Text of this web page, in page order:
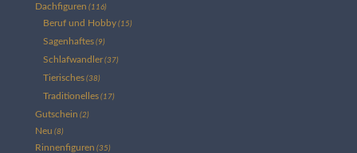
Dachfiguren (116)
Beruf und Hobby (15)
Sagenhaftes (9)
Schlafwandler (37)
Tierisches (38)
Traditionelles (17)
Gutschein (2)
Neu (8)
Rinnenfiguren (35)